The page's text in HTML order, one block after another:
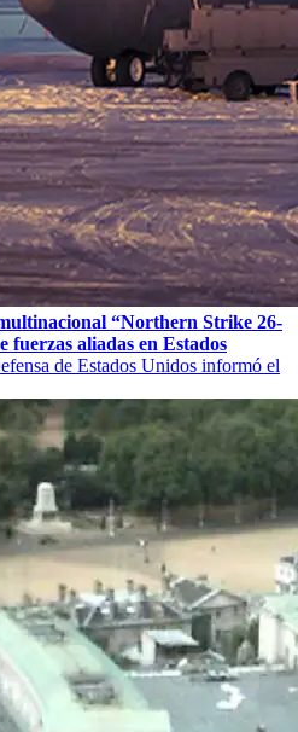
“Northern Strike 26-
fuerzas aliadas en Estados
de Estados Unidos informó el